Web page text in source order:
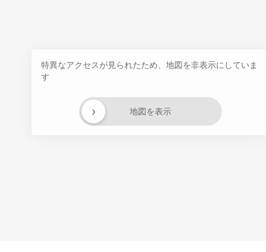
特異なアクセスが見られたため、地図を非表示にしていま
す
地図を表示
›